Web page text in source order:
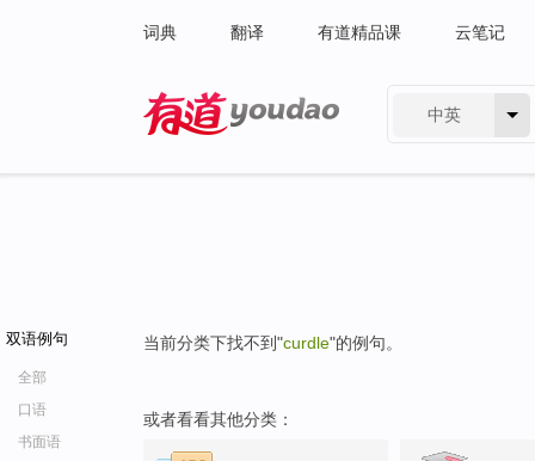
词典 翻译 有道精品课 云笔记
中英
双语例句
全部
口语
书面语
当前分类下找不到"curdle"的例句。
或者看看其他分类：